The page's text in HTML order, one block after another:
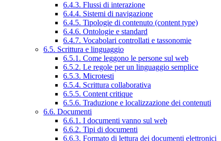
6.4.3. Flussi di interazione
6.4.4. Sistemi di navigazione
6.4.5. Tipologie di contenuto (content type)
6.4.6. Ontologie e standard
6.4.7. Vocabolari controllati e tassonomie
6.5. Scrittura e linguaggio
6.5.1. Come leggono le persone sul web
6.5.2. Le regole per un linguaggio semplice
6.5.3. Microtesti
6.5.4. Scrittura collaborativa
6.5.5. Content critique
6.5.6. Traduzione e localizzazione dei contenuti
6.6. Documenti
6.6.1. I documenti vanno sul web
6.6.2. Tipi di documenti
6.6.3. Formato di lettura dei documenti elettronici